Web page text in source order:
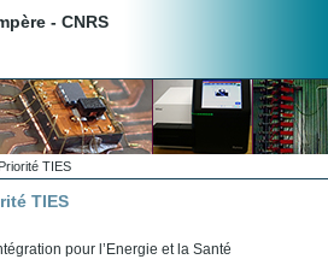
- CNRS
Priorité TIES
TIES
pour l’Energie et la Santé